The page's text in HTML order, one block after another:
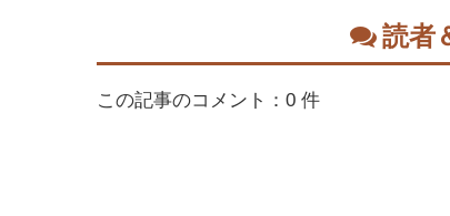
読者
この記事のコメント：0 件